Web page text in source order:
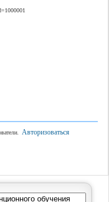
Авторизоваться